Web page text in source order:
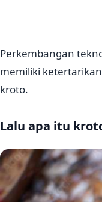
Perkembangan
memiliki
kroto.
Lalu apa itu